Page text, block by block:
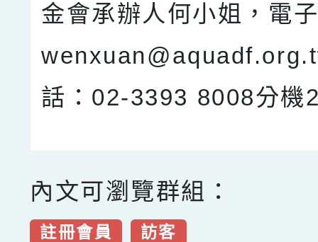
金會承辦人何小姐，電
話：02-3393 8008分機
內文可瀏覽群組：
註冊會員 訪客